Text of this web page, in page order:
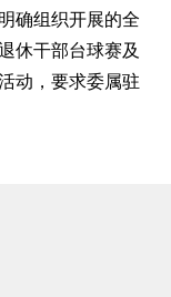
确组织开展的全
休干部台球赛及
动，要求委属驻